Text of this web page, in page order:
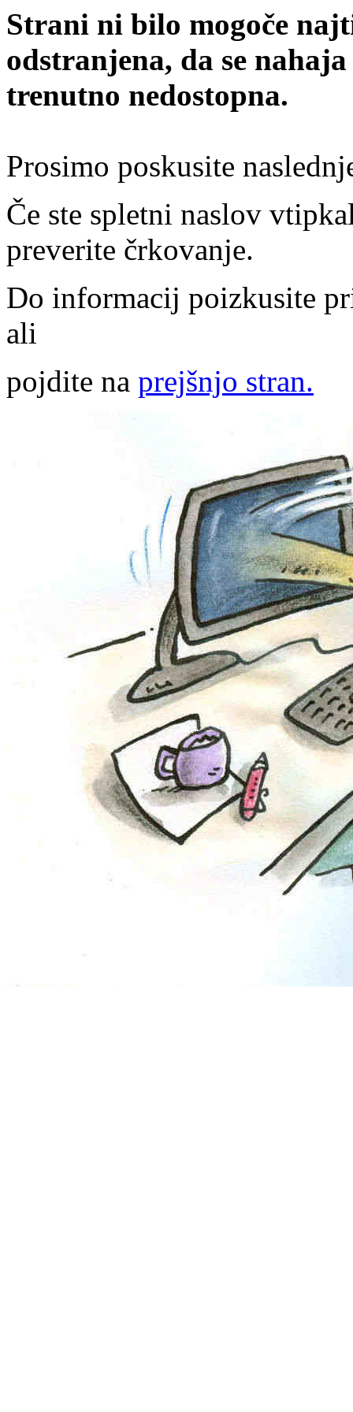
Strani ni bilo mogoče
odstranjena, da se
trenutno nedostopna.
Prosimo poskusite
Če ste spletni naslov
preverite črkovanje.
Do informacij poizkusite
ali
pojdite na prejšnjo stran.